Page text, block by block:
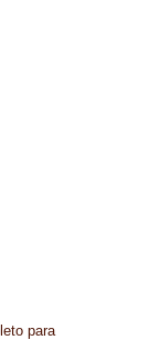
para